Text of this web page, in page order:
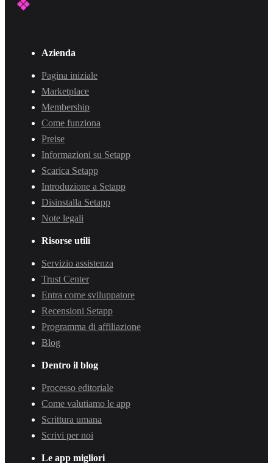
Azienda
Pagina iniziale
Marketplace
Membership
Come funziona
Preise
Informazioni su Setapp
Scarica Setapp
Introduzione a Setapp
Disinstalla Setapp
Note legali
Risorse utili
Servizio assistenza
Trust Center
Entra come sviluppatore
Recensioni Setapp
Programma di affiliazione
Blog
Dentro il blog
Processo editoriale
Come valutiamo le app
Scrittura umana
Scrivi per noi
Le app migliori